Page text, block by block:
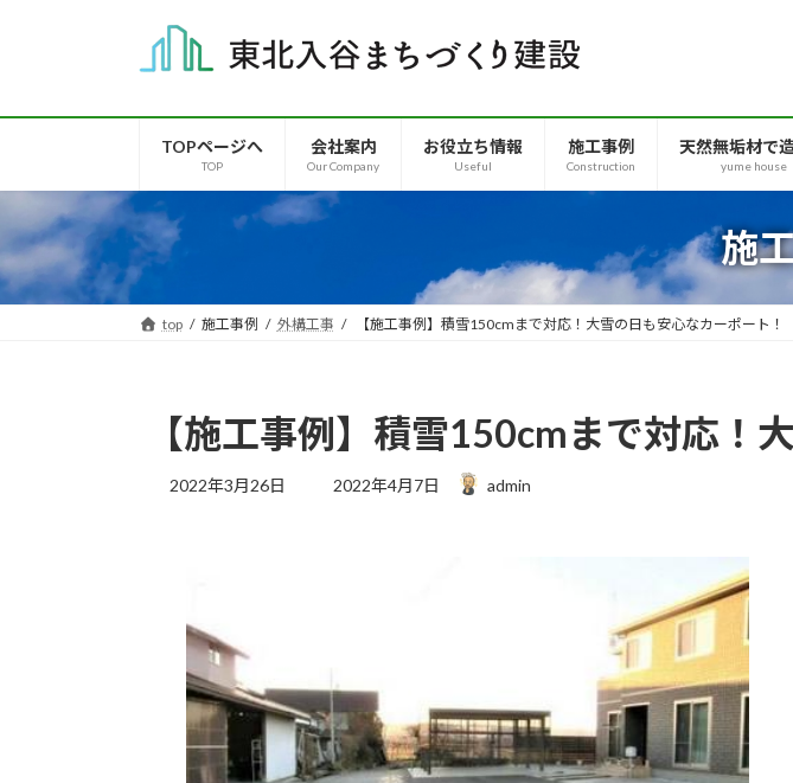
プ
動
TOPページへ
TOP
会社案内
Our Company
お役立ち情報
Useful
施工事例
Construction
天然無垢材で
yume house
施
top 施工事例 外構工事 【施工事例】積雪150cmまで対応！大雪の日も安心なカーポート！
【施工事例】積雪150cmまで対応！
2022年3月26日
最
2022年4月7日 admin